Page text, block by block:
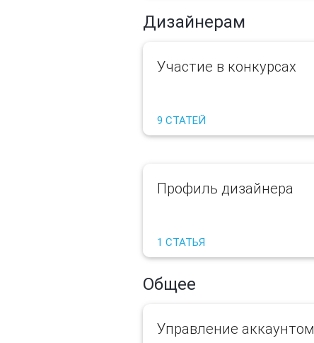
Дизайнерам
Участие в конкурсах
9 СТАТЕЙ
Профиль дизайнера
1 СТАТЬЯ
Общее
Управление аккаунтом